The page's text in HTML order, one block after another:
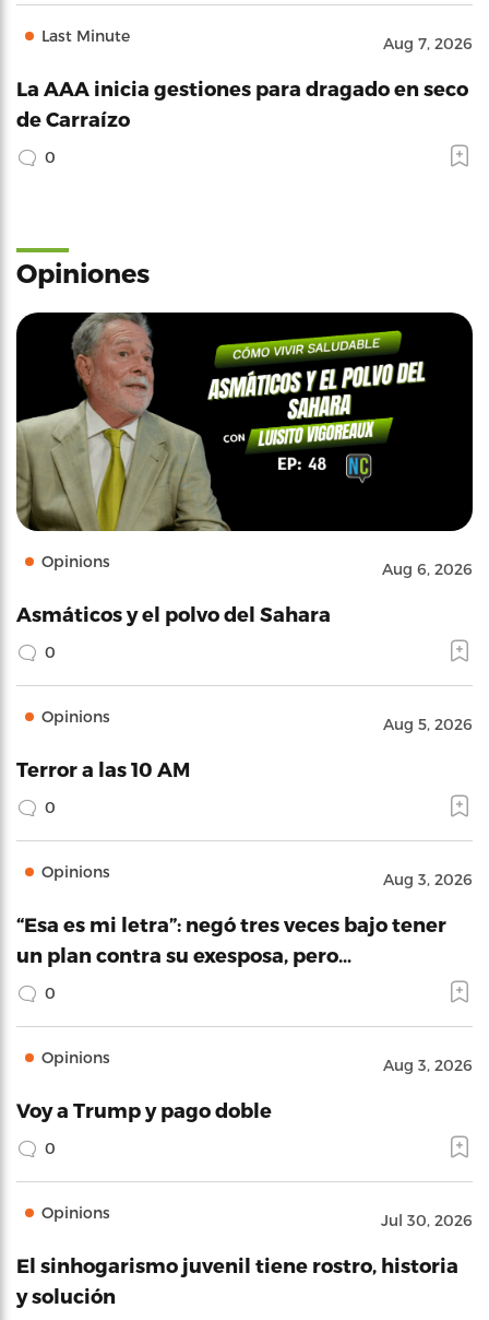
Last Minute Aug 7, 2026
La AAA inicia gestiones para dragado en seco
de Carraízo
0
Opiniones
Opinions Aug 6, 2026
Asmáticos y el polvo del Sahara
0
Opinions Aug 5, 2026
Terror a las 10 AM
0
Opinions Aug 3, 2026
“Esa es mi letra”: negó tres veces bajo tener
un plan contra su exesposa, pero…
0
Opinions Aug 3, 2026
Voy a Trump y pago doble
0
Opinions Jul 30, 2026
El sinhogarismo juvenil tiene rostro, historia
y solución